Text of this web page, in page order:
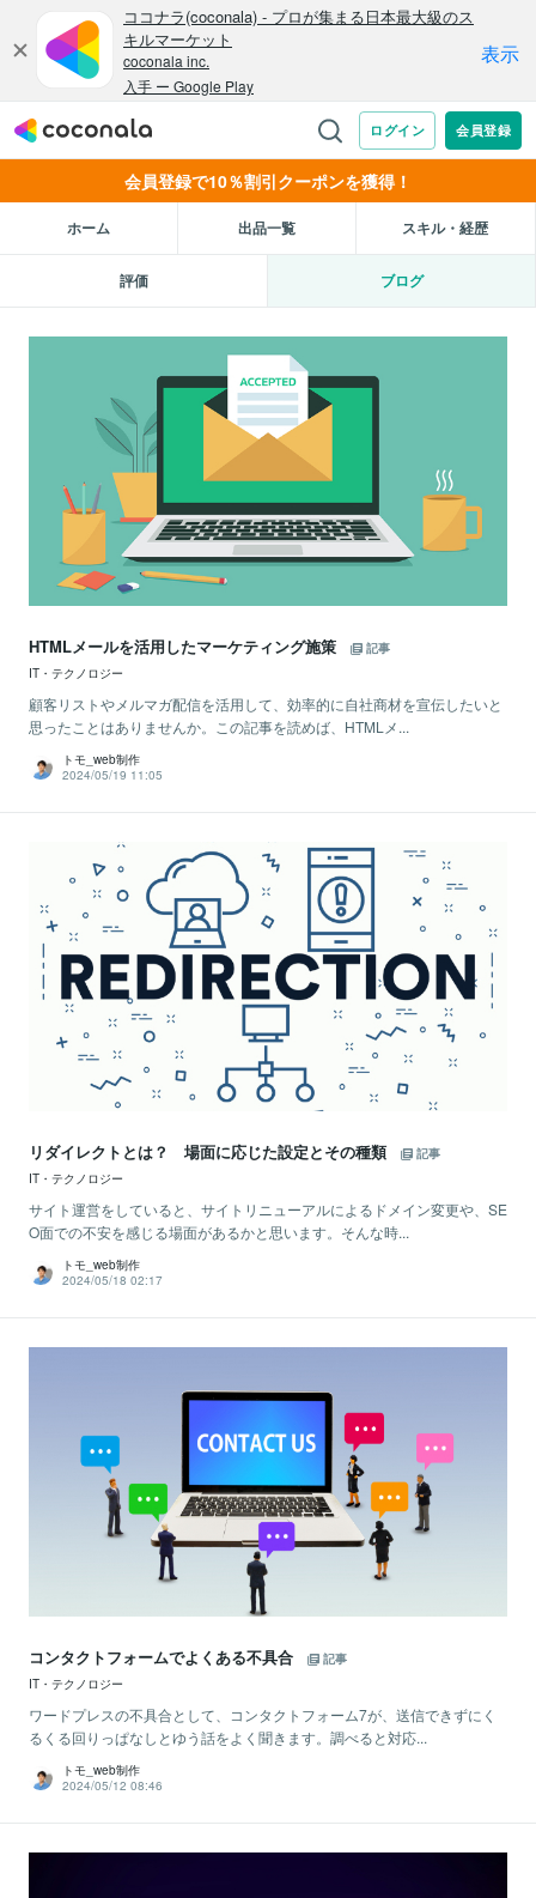
会員登録で10％割引クーポンを獲得！
ホーム 出品一覧 スキル・経歴
評価 ブログ
HTMLメールを活用したマーケティング施策
記事
IT・テクノロジー
顧客リストやメルマガ配信を活用して、効率的に自社商材を宣伝したいと
思ったことはありませんか。この記事を読めば、HTMLメ...
トモ_web制作
2024/05/19 11:05
リダイレクトとは？ 場面に応じた設定とその種類
記事
IT・テクノロジー
サイト運営をしていると、サイトリニューアルによるドメイン変更や、SE
O面での不安を感じる場面があるかと思います。そんな時...
トモ_web制作
2024/05/18 02:17
コンタクトフォームでよくある不具合
記事
IT・テクノロジー
ワードプレスの不具合として、コンタクトフォーム7が、送信できずにく
るくる回りっぱなしとゆう話をよく聞きます。調べると対応...
トモ_web制作
2024/05/12 08:46